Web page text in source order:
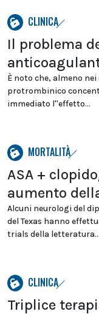
CLINICA
Il problema
È noto che, almeno
protrombinico
immediato l''effetto...
MORTALITÀ
ASA +
aumento
Alcuni neurologi del
del Texas hanno
trials della letteratura...
CLINICA
Triplice